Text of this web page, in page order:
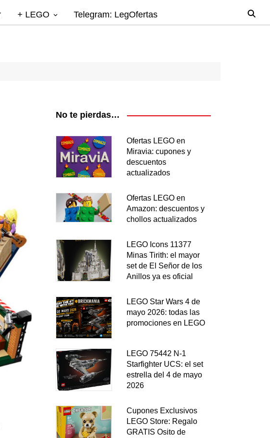
+ LEGO
Promociones
Telegram: LegOfertas
No te pierdas…
Ofertas LEGO en
Miravia: cupones y
descuentos
actualizados
Ofertas LEGO en
Amazon: descuentos y
chollos actualizados
LEGO Icons 11377
Minas Tirith: el mayor
set de El Señor de los
Anillos ya es oficial
LEGO Star Wars 4 de
mayo 2026: todas las
promociones en LEGO
LEGO 75442 N-1
Starfighter UCS: el set
estrella del 4 de mayo
2026
Cupones Exclusivos
LEGO Store: Regalo
GRATIS Osito de